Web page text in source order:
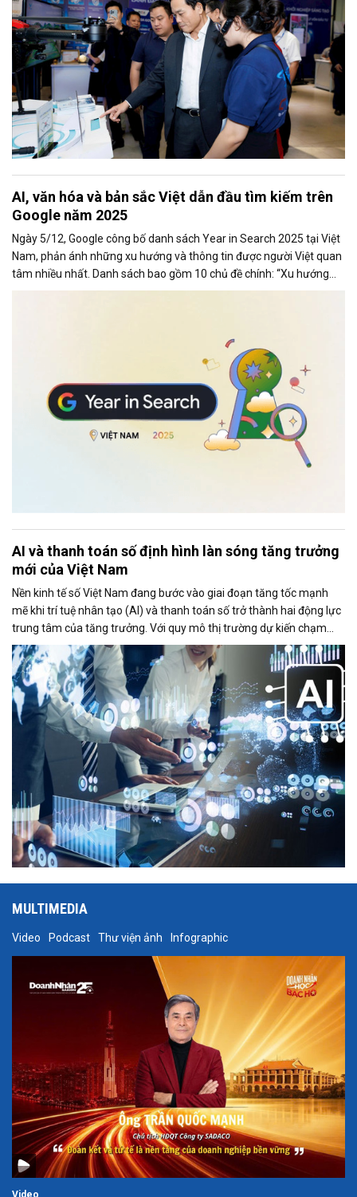
AI, văn hóa và bản sắc Việt dẫn đầu tìm kiếm trên
Google năm 2025
Ngày 5/12, Google công bố danh sách Year in Search 2025 tại Việt
Nam, phản ánh những xu hướng và thông tin được người Việt quan
tâm nhiều nhất. Danh sách bao gồm 10 chủ đề chính: “Xu hướng
chung,” “Tạo ảnh,” “Phim ảnh (chung),” “Phim ảnh Việt Nam,”
AI và thanh toán số định hình làn sóng tăng trưởng
mới của Việt Nam
Nền kinh tế số Việt Nam đang bước vào giai đoạn tăng tốc mạnh
mẽ khi trí tuệ nhân tạo (AI) và thanh toán số trở thành hai động lực
trung tâm của tăng trưởng. Với quy mô thị trường dự kiến chạm
mốc 39 tỷ USD trong năm 2025, Việt Nam đang nổi lên như một
trong những điểm sáng của Đông Nam Á về mức độ sẵn sàng công
nghệ, tốc độ số hóa và khả năng hấp thụ các mô hình kinh doanh
mới.
MULTIMEDIA
Video Podcast Thư viện ảnh Infographic
Video